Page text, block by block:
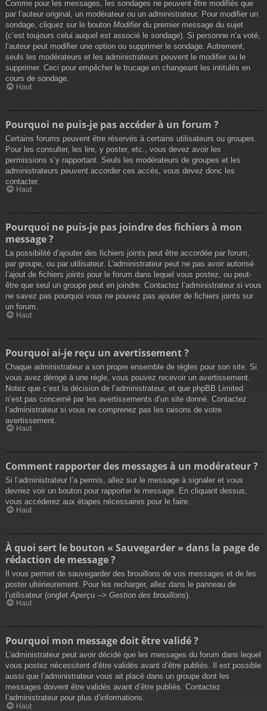
Comme pour les messages, les sondages ne peuvent être modifiés que
par l’auteur original, un modérateur ou un administrateur. Pour modifier un
sondage, cliquez sur le bouton Modifierdu premier message du sujet
(c’est toujours celui auquel est associé le sondage). Si personne n’a voté,
l’auteur peut modifier une option ou supprimer le sondage. Autrement,
seuls les modérateurs et les administrateurs peuvent le modifier ou le
supprimer. Ceci pour empêcher le trucage en changeant les intitulés en
cours de sondage.
Haut
Pourquoi ne puis-je pas accéder à un forum ?
Certains forums peuvent être réservés à certains utilisateurs ou groupes.
Pour les consulter, les lire, y poster, etc., vous devez avoir les
permissions s’y rapportant. Seuls les modérateurs de groupes et les
administrateurs peuvent accorder ces accès, vous devez donc les
contacter.
Haut
Pourquoi ne puis-je pas joindre des fichiers à mon
message ?
La possibilité d’ajouter des fichiers joints peut être accordée par forum,
par groupe, ou par utilisateur. L’administrateur peut ne pas avoir autorisé
l’ajout de fichiers joints pour le forum dans lequel vous postez, ou peut-
être que seul un groupe peut en joindre. Contactez l’administrateur si vous
ne savez pas pourquoi vous ne pouvez pas ajouter de fichiers joints sur
un forum.
Haut
Pourquoi ai-je reçu un avertissement ?
Chaque administrateur a son propre ensemble de règles pour son site. Si
vous avez dérogé à une règle, vous pouvez recevoir un avertissement.
Notez que c’est la décision de l’administrateur, et que phpBB Limited
n’est pas concerné par les avertissements d’un site donné. Contactez
l’administrateur si vous ne comprenez pas les raisons de votre
avertissement.
Haut
Comment rapporter des messages à un modérateur ?
Si l’administrateur l’a permis, allez sur le message à signaler et vous
devriez voir un bouton pour rapporter le message. En cliquant dessus,
vous accéderez aux étapes nécessaires pour le faire.
Haut
À quoi sert le bouton « Sauvegarder » dans la page de
rédaction de message ?
Il vous permet de sauvegarder des brouillons de vos messages et de les
poster ultérieurement. Pour les recharger, allez dans le panneau de
l’utilisateur (onglet Aperçu --> Gestion des brouillons).
Haut
Pourquoi mon message doit être validé ?
L’administrateur peut avoir décidé que les messages du forum dans lequel
vous postez nécessitent d’être validés avant d’être publiés. Il est possible
aussi que l’administrateur vous ait placé dans un groupe dont les
messages doivent être validés avant d’être publiés. Contactez
l’administrateur pour plus d’informations.
Haut